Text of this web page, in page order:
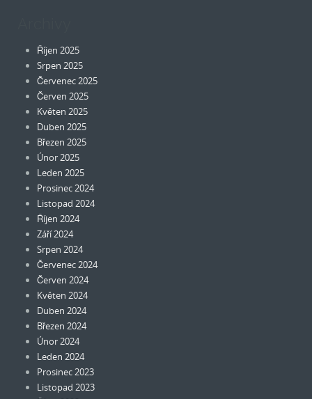
Říjen 2025
Srpen 2025
Červenec 2025
Červen 2025
Květen 2025
Duben 2025
Březen 2025
Únor 2025
Leden 2025
Prosinec 2024
Listopad 2024
Říjen 2024
Září 2024
Srpen 2024
Červenec 2024
Červen 2024
Květen 2024
Duben 2024
Březen 2024
Únor 2024
Leden 2024
Prosinec 2023
Listopad 2023